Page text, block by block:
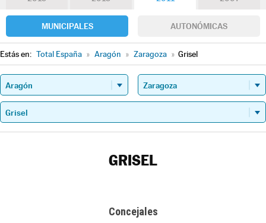
MUNICIPALES AUTONÓMICAS
Estás en: Total España » Aragón » Zaragoza » Grisel
GRISEL
Concejales